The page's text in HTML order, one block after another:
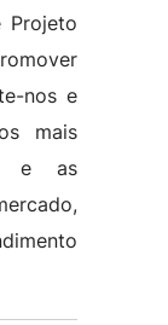
Projeto
nos e
mais
e as